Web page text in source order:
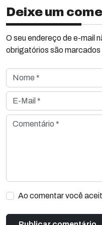
Deixe um
O seu endereço de e-mail
obrigatórios são marcados
Nome *
E-Mail *
Comentário *
Ao comentar você